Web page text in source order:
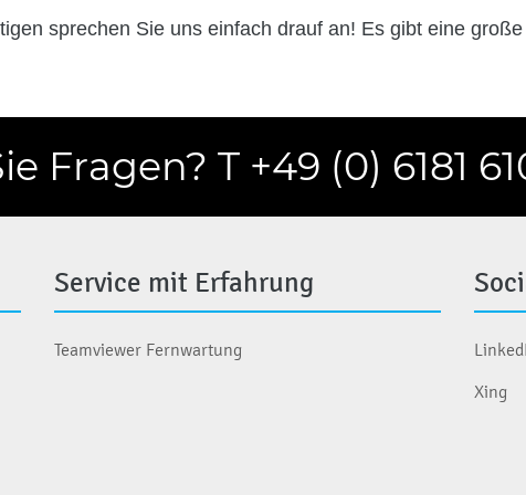
sprechen Sie uns einfach drauf an! Es gibt eine
Fragen? T +49 (0) 6181
Service mit Erfahrung
Teamviewer Fernwartung
Xing